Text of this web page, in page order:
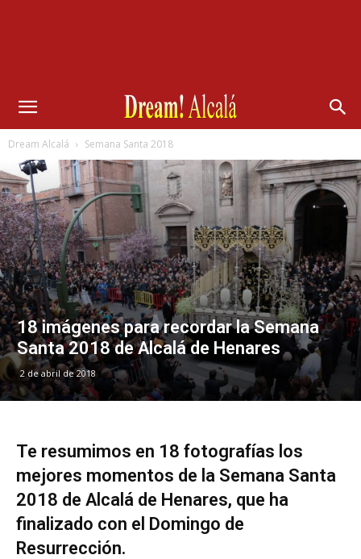
Dream Alcalá Semana Santa 2018
18 imágenes para recordar la Semana
Santa 2018 de Alcalá de Henares
2 de abril de 2018
Te resumimos en 18 fotografías los
mejores momentos de la Semana Santa
2018 de Alcalá de Henares, que ha
finalizado con el Domingo de
Resurrección.